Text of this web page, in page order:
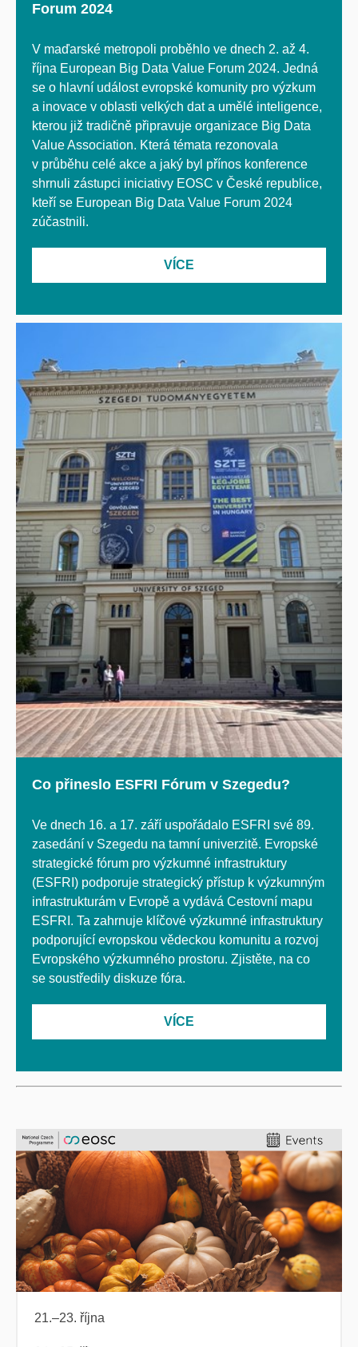
Forum 2024
V maďarské metropoli proběhlo ve dnech 2. až 4.
října European Big Data Value Forum 2024. Jedná
se o hlavní událost evropské komunity pro výzkum
a inovace v oblasti velkých dat a umělé inteligence,
kterou již tradičně připravuje organizace Big Data
Value Association. Která témata rezonovala
v průběhu celé akce a jaký byl přínos konference
shrnuli zástupci iniciativy EOSC v České republice,
kteří se European Big Data Value Forum 2024
zúčastnili.
VÍCE
Co přineslo ESFRI Fórum v Szegedu?
Ve dnech 16. a 17. září uspořádalo ESFRI své 89.
zasedání v Szegedu na tamní univerzitě. Evropské
strategické fórum pro výzkumné infrastruktury
(ESFRI) podporuje strategický přístup k výzkumným
infrastrukturám v Evropě a vydává Cestovní mapu
ESFRI. Ta zahrnuje klíčové výzkumné infrastruktury
podporující evropskou vědeckou komunitu a rozvoj
Evropského výzkumného prostoru. Zjistěte, na co
se soustředily diskuze fóra.
VÍCE
21.–23. října